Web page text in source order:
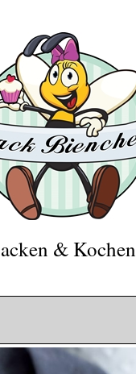
& Kochen